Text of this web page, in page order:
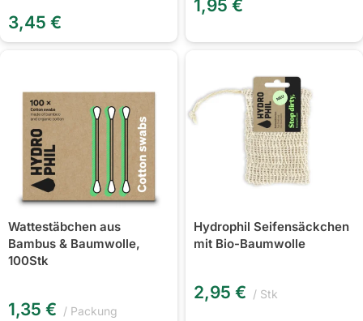
3,45 €
1,95 €
Wattestäbchen aus
Bambus & Baumwolle,
100Stk
1,35 € Packung
Hydrophil Seifensäckchen
mit Bio-Baumwolle
2,95 € Stk